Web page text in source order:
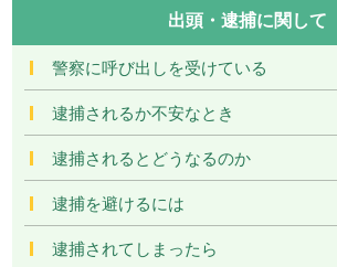
出頭・逮捕に関して
警察に呼び出しを受けている
逮捕されるか不安なとき
逮捕されるとどうなるのか
逮捕を避けるには
逮捕されてしまったら